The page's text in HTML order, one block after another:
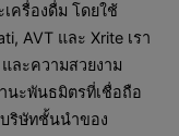
ครื่องดื่ม โดยใช้
AVT และ Xrite เรา
ละความสวยงาม
นะพันธมิตรที่เชื่อถือ
ริษัทชั้นนำของ